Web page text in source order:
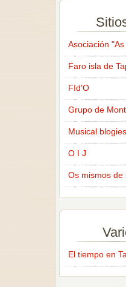
Asociación
Faro isla de
FId'O
Grupo de
Musical blogies
O I J
Os mismos de
El tiempo en